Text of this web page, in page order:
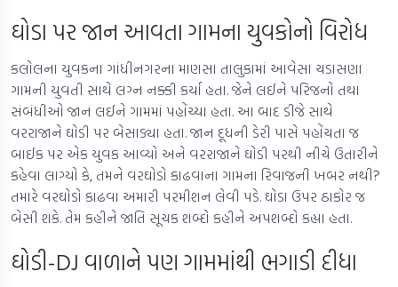
ઘોડા પર જાન આવતા ગામના યુવકોનો વિરોધ
કલોલના યુવકના ગાંધીનગરના માણસા તાલુકામાં આવેસા ચડાસણા
ગામની યુવતી સાથે લગ્ન નક્કી કર્યા હતા. જેને લઈને પરિજનો તથા
સંબંધીઓ જાન લઈને ગામમાં પહોંચ્યા હતા. આ બાદ ડીજે સાથે
વરરાજાને ઘોડી પર બેસાડ્યા હતા. જાન દૂધની ડેરી પાસે પહોંચતા જ
બાઈક પર એક યુવક આવ્યો અને વરરાજાને ઘોડી પરથી નીચે ઉતારીને
કહેવા લાગ્યો કે, તમને વરઘોડો કાઢવાના ગામના રિવાજની ખબર નથી?
તમારે વરઘોડો કાઢવા અમારી પરમીશન લેવી પડે. ઘોડા ઉપર ઠાકોર જ
બેસી શકે. તેમ કહીને જાતિ સૂચક શબ્દો કહીને અપશબ્દો કહ્યા હતા.
ઘોડી-DJ વાળાને પણ ગામમાંથી ભગાડી દીધા